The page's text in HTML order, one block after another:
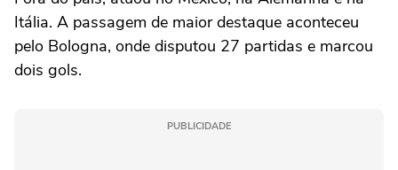
Itália. A passagem de maior destaque aconteceu
pelo Bologna, onde disputou 27 partidas e marcou
dois gols.
PUBLICIDADE